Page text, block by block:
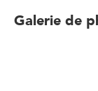
Galerie de